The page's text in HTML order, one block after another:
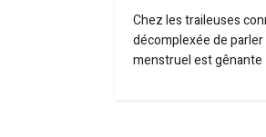
Chez les traileuses
décomplexée de
menstruel est gênante